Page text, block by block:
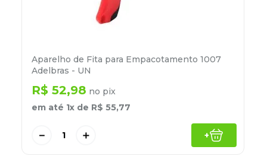
Aparelho de Fita para Empacotamento 1007
Adelbras - UN
R$ 52,98 no pix
em até 1x de R$ 55,77
＋
－ +